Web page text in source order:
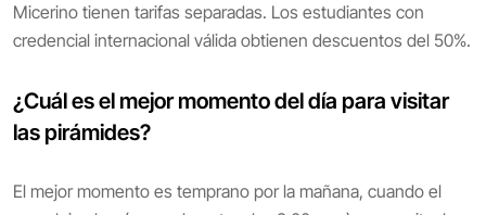
Micerino tienen tarifas separadas. Los estudiantes con
credencial internacional válida obtienen descuentos del 50%.
¿Cuál es el mejor momento del día para visitar
las pirámides?
El mejor momento es temprano por la mañana, cuando el